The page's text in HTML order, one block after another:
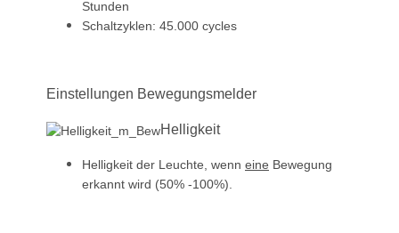
Stunden
Schaltzyklen: 45.000 cycles
Einstellungen Bewegungsmelder
Helligkeit
Helligkeit der Leuchte, wenn eine Bewegung
erkannt wird (50% -100%).